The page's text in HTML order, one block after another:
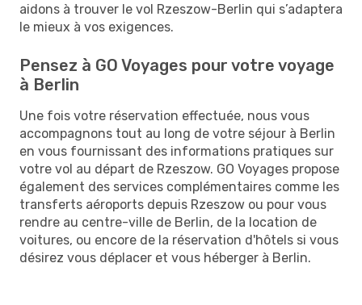
aidons à trouver le vol Rzeszow-Berlin qui s’adaptera
le mieux à vos exigences.
Pensez à GO Voyages pour votre voyage
à Berlin
Une fois votre réservation effectuée, nous vous
accompagnons tout au long de votre séjour à Berlin
en vous fournissant des informations pratiques sur
votre vol au départ de Rzeszow. GO Voyages propose
également des services complémentaires comme les
transferts aéroports depuis Rzeszow ou pour vous
rendre au centre-ville de Berlin, de la location de
voitures, ou encore de la réservation d'hôtels si vous
désirez vous déplacer et vous héberger à Berlin.